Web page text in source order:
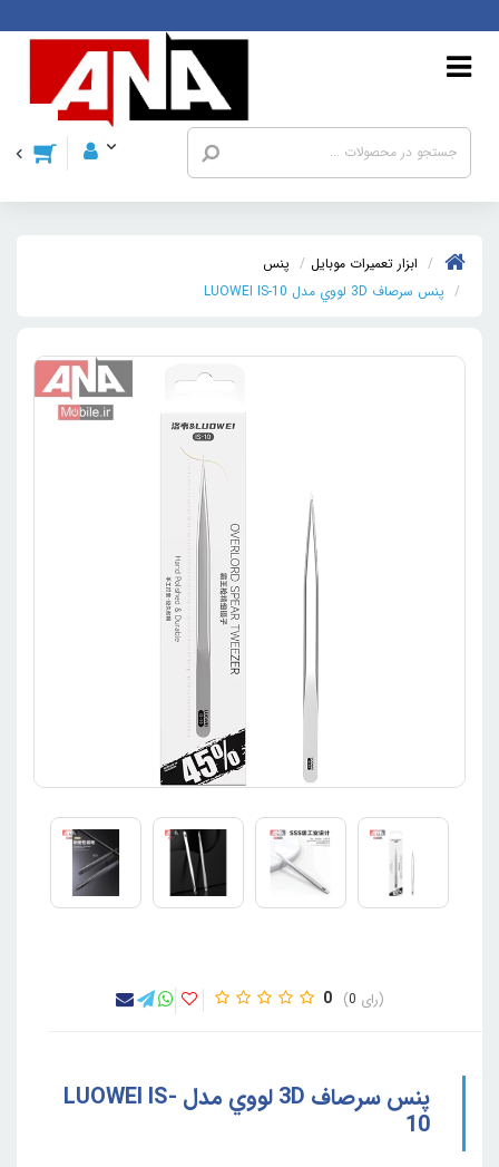
ابزار تعمیرات موبایل
پنس
پنس سرصاف 3D لووي مدل LUOWEI IS-10
0 0
پنس سرصاف 3D لووي مدل LUOWEI IS-
10